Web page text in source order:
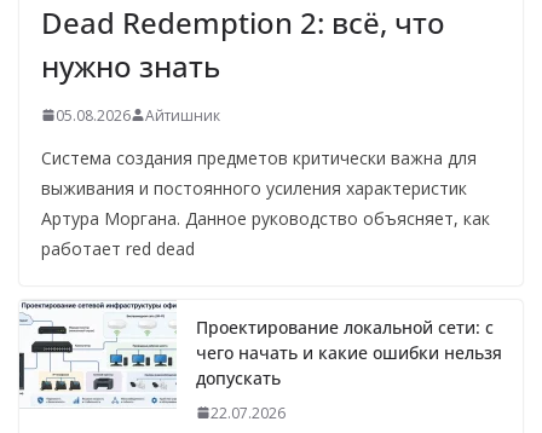
Dead Redemption 2: всё, что
нужно знать
05.08.2026 Айтишник
Система создания предметов критически важна для
выживания и постоянного усиления характеристик
Артура Моргана. Данное руководство объясняет, как
работает red dead
Проектирование локальной сети: с
чего начать и какие ошибки нельзя
допускать
22.07.2026